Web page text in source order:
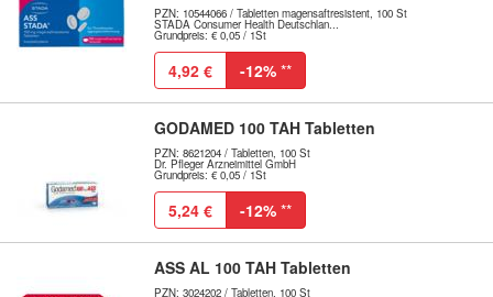
PZN: 10544066 / Tabletten magensaftresistent, 100 St
STADA Consumer Health Deutschlan...
Grundpreis: € 0,05 / 1St
4,92 € -12% **
GODAMED 100 TAH Tabletten
PZN: 8621204 / Tabletten, 100 St
Dr. Pfleger Arzneimittel GmbH
Grundpreis: € 0,05 / 1St
5,24 € -12% **
ASS AL 100 TAH Tabletten
PZN: 3024202 / Tabletten, 100 St